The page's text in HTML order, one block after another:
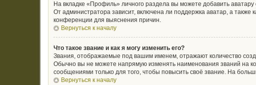
На вкладке «Профиль» личного раздела вы можете добавить
От администратора зависит, включена ли поддержка аватар, а
конференции для выяснения причин.
Вернуться к началу
Что такое звание и как я могу изменить его?
Звания, отображаемые под вашим именем, отражают количество
Обычно вы не можете напрямую изменять наименования званий на
сообщениями только для того, чтобы повысить своё звание. На
Вернуться к началу